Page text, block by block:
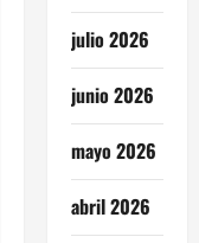
julio 2026
junio 2026
mayo 2026
abril 2026